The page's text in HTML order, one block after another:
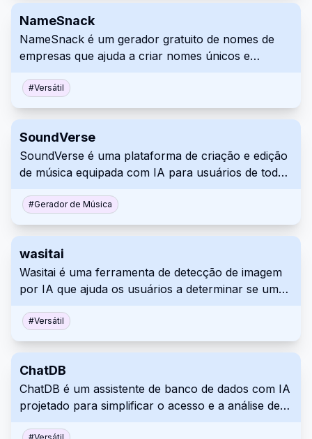
NameSnack
NameSnack é um gerador gratuito de nomes de
empresas que ajuda a criar nomes únicos e
de máquina e combinação de palavras-chave para
gerar ideias de nomes e verifica a disponibilidade de
de um logotipo básico para o seu negócio.
#Versátil
SoundVerse
SoundVerse é uma plataforma de criação e edição
de música equipada com IA para usuários de todos
para gerar música a partir de texto, auxiliar na
escrita de letras e editar faixas de áudio. A
transformar ideias musicais em realidade.
#Gerador de Música
wasitai
Wasitai é uma ferramenta de detecção de imagem
por IA que ajuda os usuários a determinar se uma
humano. Basta carregar ou arrastar e soltar sua
imagem na plataforma para análise. Use Wasitai
digitais.
#Versátil
ChatDB
ChatDB é um assistente de banco de dados com IA
projetado para simplificar o acesso e a análise de